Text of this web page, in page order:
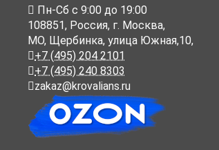
Пн-Cб с 9:00 до 19:00
108851, Россия, г. Москва,
МО, Щербинка, улица Южная,10,
+7 (495) 204 2101
+7 (495) 240 8303
zakaz@krovalians.ru